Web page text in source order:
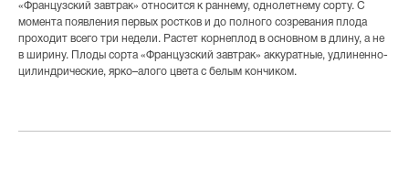
«Французский завтрак» относится к раннему, однолетнему сорту. С
момента появления первых ростков и до полного созревания плода
проходит всего три недели. Растет корнеплод в основном в длину, а не
в ширину. Плоды сорта «Французский завтрак» аккуратные, удлиненно-
цилиндрические, ярко–алого цвета с белым кончиком.